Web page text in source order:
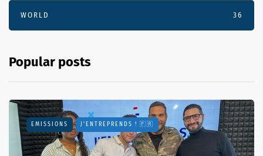
WORLD 36
Popular posts
EMISSIONS J'ENTREPRENDS ! 🇫🇷